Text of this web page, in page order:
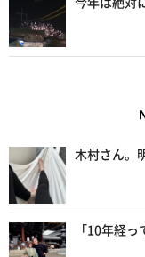
今年は絶対
木村さん。
「10年経っ